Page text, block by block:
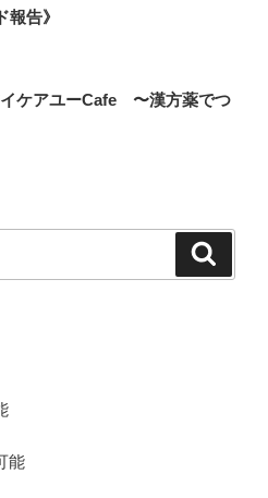
報告》
イケアユーCafe 〜漢方薬でつ
能